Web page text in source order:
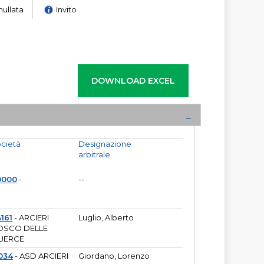
Invito
-
Designazione
arbitrale
--
- ARCIERI
DELLE
Luglio, Alberto
- ASD ARCIERI
Giordano, Lorenzo